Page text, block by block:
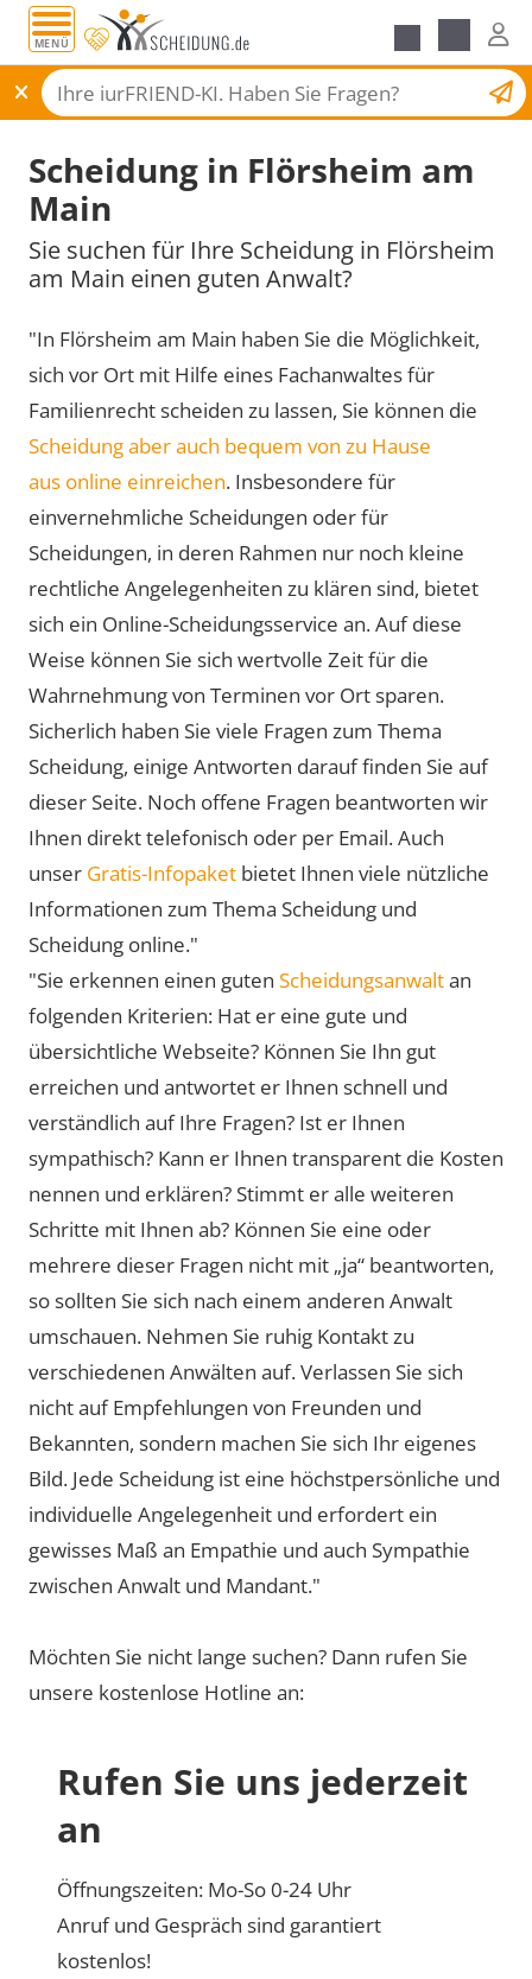
MENÜ
Scheidungsantrag
Scheidung in Flörsheim am
Main
Sie suchen für Ihre Scheidung in Flörsheim
am Main einen guten Anwalt?
"In Flörsheim am Main haben Sie die Möglichkeit,
sich vor Ort mit Hilfe eines Fachanwaltes für
Familienrecht scheiden zu lassen, Sie können die
Scheidung aber auch bequem von zu Hause
aus online einreichen. Insbesondere für
einvernehmliche Scheidungen oder für
Scheidungen, in deren Rahmen nur noch kleine
rechtliche Angelegenheiten zu klären sind, bietet
sich ein Online-Scheidungsservice an. Auf diese
Weise können Sie sich wertvolle Zeit für die
Wahrnehmung von Terminen vor Ort sparen.
Sicherlich haben Sie viele Fragen zum Thema
Scheidung, einige Antworten darauf finden Sie auf
dieser Seite. Noch offene Fragen beantworten wir
Ihnen direkt telefonisch oder per Email. Auch
unser Gratis-Infopaket bietet Ihnen viele nützliche
Informationen zum Thema Scheidung und
Scheidung online."
"Sie erkennen einen guten Scheidungsanwaltan
folgenden Kriterien: Hat er eine gute und
übersichtliche Webseite? Können Sie Ihn gut
erreichen und antwortet er Ihnen schnell und
verständlich auf Ihre Fragen? Ist er Ihnen
sympathisch? Kann er Ihnen transparent die Kosten
nennen und erklären? Stimmt er alle weiteren
Schritte mit Ihnen ab? Können Sie eine oder
mehrere dieser Fragen nicht mit „ja“ beantworten,
so sollten Sie sich nach einem anderen Anwalt
umschauen. Nehmen Sie ruhig Kontakt zu
verschiedenen Anwälten auf. Verlassen Sie sich
nicht auf Empfehlungen von Freunden und
Bekannten, sondern machen Sie sich Ihr eigenes
Bild. Jede Scheidung ist eine höchstpersönliche und
individuelle Angelegenheit und erfordert ein
gewisses Maß an Empathie und auch Sympathie
zwischen Anwalt und Mandant."
Möchten Sie nicht lange suchen? Dann rufen Sie
unsere kostenlose Hotline an:
Rufen Sie uns jederzeit
an
Öffnungszeiten: Mo-So 0-24 Uhr
Anruf und Gespräch sind garantiert
kostenlos!